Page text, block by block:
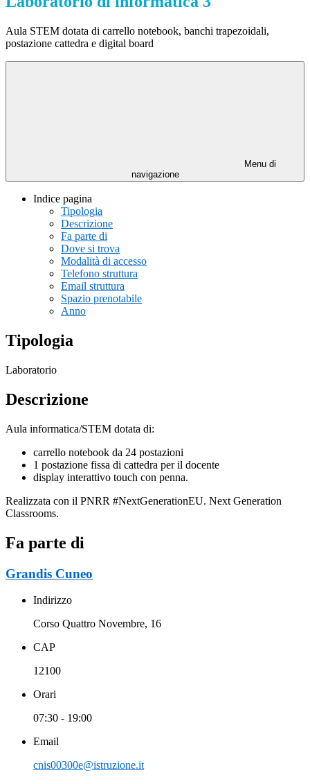
Aula STEM dotata di carrello notebook, banchi trapezoidali,
postazione cattedra e digital board
Menu di
navigazione
Indice pagina
Tipologia
Descrizione
Fa parte di
Dove si trova
Modalità di accesso
Telefono struttura
Email struttura
Spazio prenotabile
Anno
Tipologia
Laboratorio
Descrizione
Aula informatica/STEM dotata di:
carrello notebook da 24 postazioni
1 postazione fissa di cattedra per il docente
display interattivo touch con penna.
Realizzata con il PNRR #NextGenerationEU. Next Generation
Classrooms.
Fa parte di
Grandis Cuneo
Indirizzo
Corso Quattro Novembre, 16
CAP
12100
Orari
07:30 - 19:00
Email
cnis00300e@istruzione.it